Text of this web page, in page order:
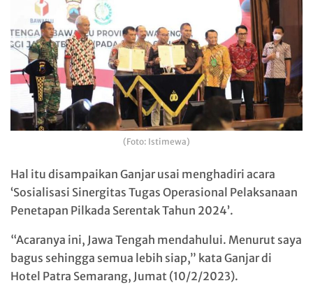
(Foto: Istimewa)
Hal itu disampaikan Ganjar usai menghadiri acara
‘Sosialisasi Sinergitas Tugas Operasional Pelaksanaan
Penetapan Pilkada Serentak Tahun 2024’.
“Acaranya ini, Jawa Tengah mendahului. Menurut saya
bagus sehingga semua lebih siap,” kata Ganjar di
Hotel Patra Semarang, Jumat (10/2/2023).